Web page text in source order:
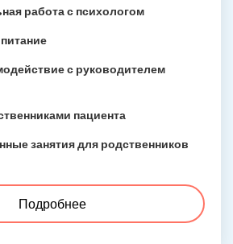
работа с психологом
с руководителем
пациента
занятия для родственников
Подробнее